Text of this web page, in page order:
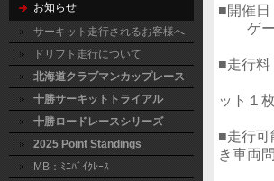
お知らせ
サーキット走行されるお客様へ
ドリフト走行について
北海道クラブマンカップレース
十勝サーキットトライアル
十勝ロードレースシリーズ
2025 Point Standings
MB：ﾐﾆﾊﾞｲｸﾚｰｽ
■開催
ゲー
■走行
サー
ット１
■走行
き車両